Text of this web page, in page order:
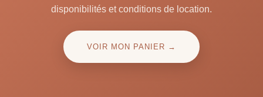
disponibilités et conditions de location.
VOIR MON PANIER →